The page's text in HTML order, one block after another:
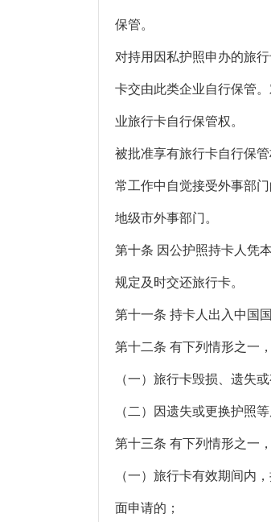
保管。
对持用因私护照申办的旅
卡交由此类企业自行保管
业旅行卡自行保管权。
被批准享有旅行卡自行保
常工作中自觉接受外事部
地级市外事部门。
第十条 因公护照持卡人凭
规定及时交还旅行卡。
第十一条 持卡人出入中国
第十二条 有下列情形之一
（一）旅行卡毁损、遗失
（二）因遗失或更换护照
第十三条 有下列情形之一
（一）旅行卡有效期间内
面申请的；